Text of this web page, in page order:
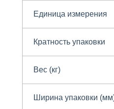
Единица измерения
Кратность упаковки
Вес (кг)
Ширина упаковки